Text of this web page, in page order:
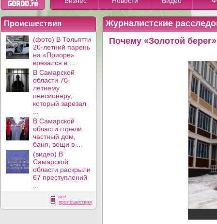
Происшествия
(фото) В Тольятти
20-летний парень
на «Приоре»
врезался в ...
В Самарской
области 70-
летнему
пенсионеру,
который зарезал
В Самарской
области горели
частный дом,
баня, вещи в ...
(видео) В
Самарской
области раскрыли
67 преступлений
все
происшествия
Журналистские
Почему «Золотой